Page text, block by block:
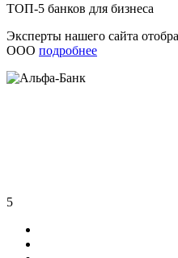
ТОП-5 банков для бизнеса
Эксперты нашего сайта
ООО подробнее
5